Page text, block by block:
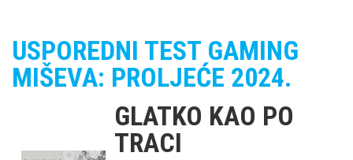
USPOREDNI TEST GAMING
MIŠEVA: PROLJEĆE 2024.
GLATKO KAO PO
TRACI